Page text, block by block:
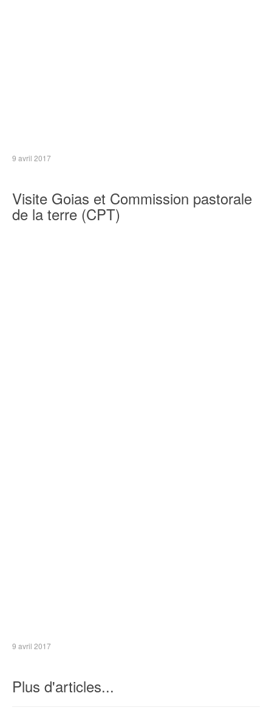
9 avril 2017
Visite Goias et Commission pastorale
de la terre (CPT)
9 avril 2017
Plus d'articles...